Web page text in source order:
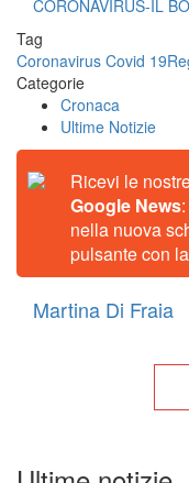
CORONAVIRUS-IL
Tag
Coronavirus Covid 19
Categorie
Cronaca
Ultime Notizie
Ricevi le
Google News
nella nuova
pulsante con
Martina Di Fraia